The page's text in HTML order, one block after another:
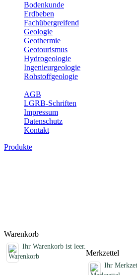
Bodenkunde
Erdbeben
Fachübergreifend
Geologie
Geothermie
Geotourismus
Hydrogeologie
Ingenieurgeologie
Rohstoffgeologie
AGB
LGRB-Schriften
Impressum
Datenschutz
Kontakt
Produkte
Warenkorb
Ihr Warenkorb ist leer.
Merkzettel
Ihr